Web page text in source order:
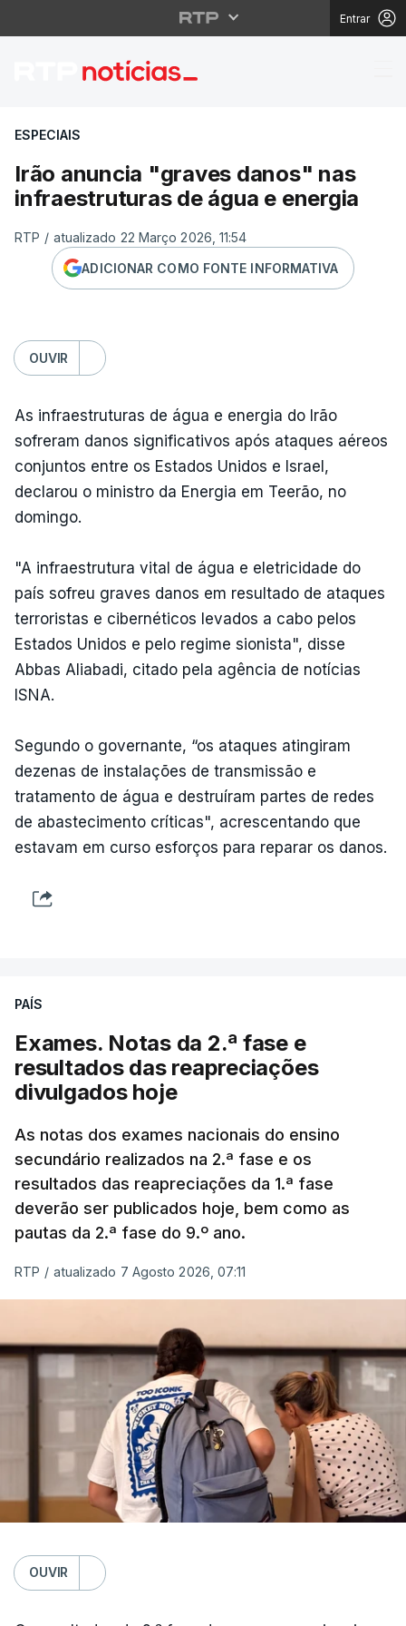
Entrar
Irão anuncia "graves
ESPECIAIS
Irão anuncia "graves danos" nas
infraestruturas de água e energia
RTP / atualizado 22 Março 2026, 11:54
ADICIONAR COMO FONTE INFORMATIVA
OUVIR
As infraestruturas de água e energia do Irão
sofreram danos significativos após ataques aéreos
conjuntos entre os Estados Unidos e Israel,
declarou o ministro da Energia em Teerão, no
domingo.
"A infraestrutura vital de água e eletricidade do
país sofreu graves danos em resultado de ataques
terroristas e cibernéticos levados a cabo pelos
Estados Unidos e pelo regime sionista", disse
Abbas Aliabadi, citado pela agência de notícias
ISNA.
Segundo o governante, “os ataques atingiram
dezenas de instalações de transmissão e
tratamento de água e destruíram partes de redes
de abastecimento críticas", acrescentando que
estavam em curso esforços para reparar os danos.
PAÍS
Exames. Notas da 2.ª fase e
resultados das reapreciações
divulgados hoje
As notas dos exames nacionais do ensino
secundário realizados na 2.ª fase e os
resultados das reapreciações da 1.ª fase
deverão ser publicados hoje, bem como as
pautas da 2.ª fase do 9.º ano.
RTP / atualizado 7 Agosto 2026, 07:11
OUVIR